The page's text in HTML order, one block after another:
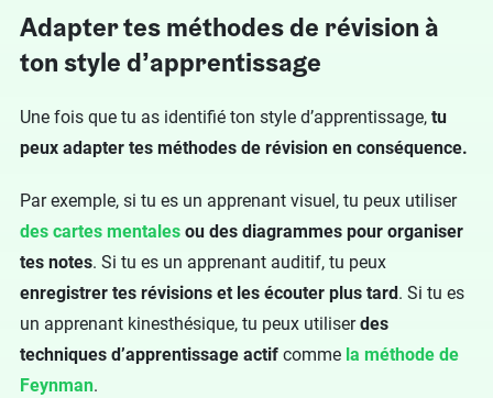
Adapter tes méthodes de révision à
ton style d’apprentissage
Une fois que tu as identifié ton style d’apprentissage, tu
peux adapter tes méthodes de révision en conséquence.
Par exemple, si tu es un apprenant visuel, tu peux utiliser
des cartes mentales ou des diagrammes pour organiser
tes notes. Si tu es un apprenant auditif, tu peux
enregistrer tes révisions et les écouter plus tard . Si tu es
un apprenant kinesthésique, tu peux utiliserdes
techniques d’apprentissage actif comme la méthode de
Feynman.